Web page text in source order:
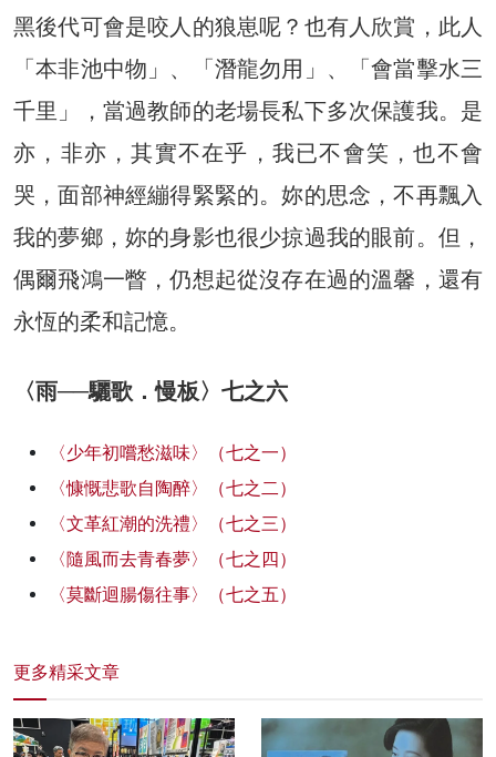
黑後代可會是咬人的狼崽呢？也有人欣賞，此人
「本非池中物」、「潛龍勿用」、「會當擊水三
千里」，當過教師的老場長私下多次保護我。是
亦，非亦，其實不在乎，我已不會笑，也不會
哭，面部神經繃得緊緊的。妳的思念，不再飄入
我的夢鄉，妳的身影也很少掠過我的眼前。但，
偶爾飛鴻一瞥，仍想起從沒存在過的溫馨，還有
永恆的柔和記憶。
〈雨──驪歌．慢板〉七之六
〈少年初嚐愁滋味〉（七之一）
〈慷慨悲歌自陶醉〉（七之二）
〈文革紅潮的洗禮〉（七之三）
〈隨風而去青春夢〉（七之四）
〈莫斷迴腸傷往事〉（七之五）
更多精采文章